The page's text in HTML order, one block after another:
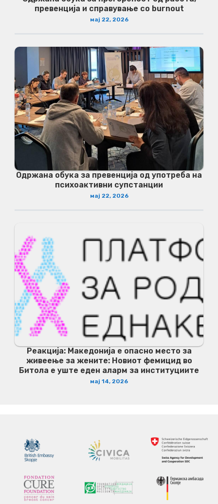
превенција и справување со burnout
мај 22, 2026
Одржана обука за превенција од употреба на
психоактивни супстанции
мај 22, 2026
Реакција: Македонија е опасно место за
живеење за жените: Новиот фемицид во
Битола е уште еден аларм за институциите
мај 14, 2026